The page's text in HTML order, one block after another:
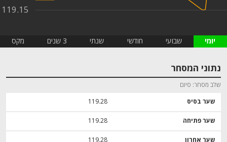
119.15
יומי שבועי חודשי שנתי 3 שנים מקס
נתוני המסחר
שלב מסחר סיום
שער בסיס 119.28
שער פתיחה 119.28
שער אחרון 119.28